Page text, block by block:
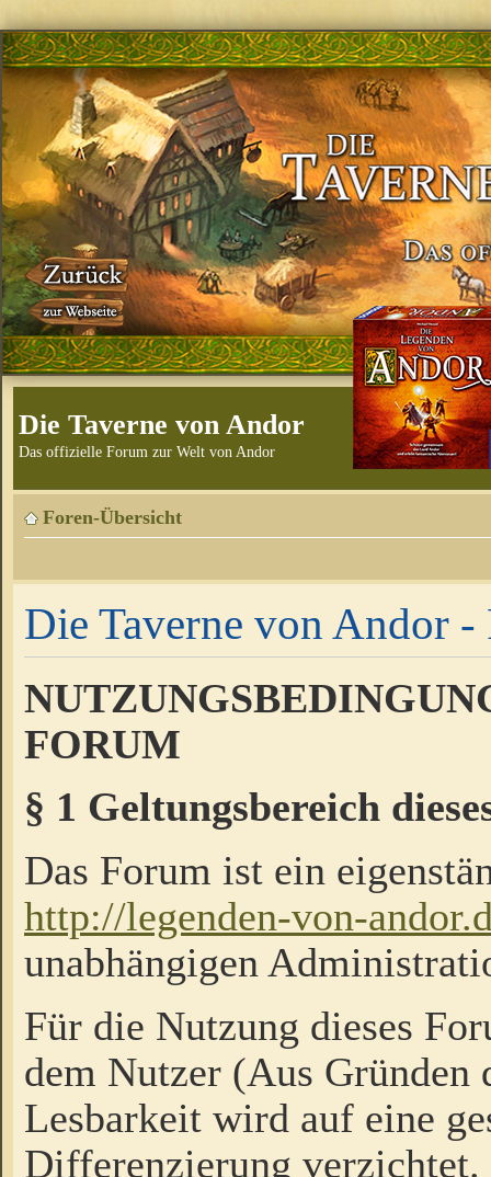
Die Taverne von Andor
Das offizielle Forum zur Welt von Andor
Foren-Übersicht
Die Taverne von Andor -
FORUM
§ 1 Geltungsbereich
Das Forum ist ein
http://legenden-von-
unabhängigen
Für die Nutzung dieses
dem Nutzer (Aus Gründen
Lesbarkeit wird auf eine
Differenzierung